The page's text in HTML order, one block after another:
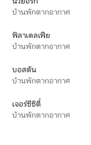
บ้านพักตากอากาศ
ฟิลาเดลเฟีย
บ้านพักตากอากาศ
บอสตัน
บ้านพักตากอากาศ
เจอร์ซีซิตี้
บ้านพักตากอากาศ